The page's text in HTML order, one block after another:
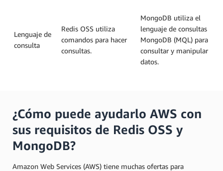
Lenguaje de
consulta
Redis OSS utiliza
comandos para hacer
consultas.
MongoDB utiliza el
lenguaje de consultas
MongoDB (MQL) para
consultar y manipular
datos.
¿Cómo puede ayudarlo AWS con
sus requisitos de Redis OSS y
MongoDB?
Amazon Web Services (AWS) tiene muchas ofertas para